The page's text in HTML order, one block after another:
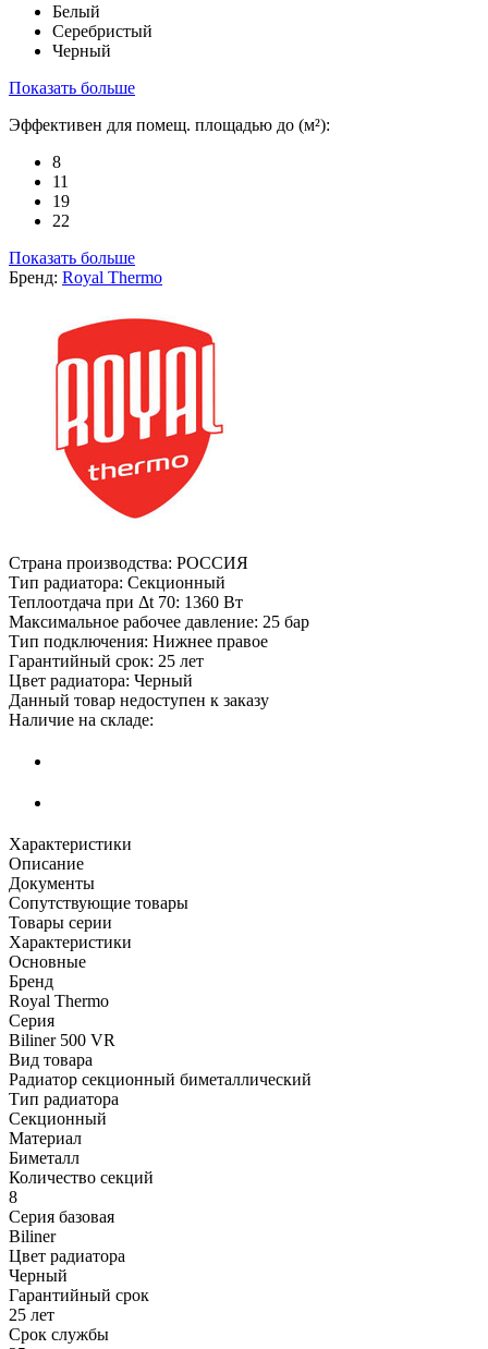
Белый
Серебристый
Черный
Показать больше
Эффективен для помещ. площадью до (м²):
8
11
19
22
Показать больше
Бренд: Royal Thermo
Страна производства: РОССИЯ
Тип радиатора: Секционный
Теплоотдача при Δt 70: 1360 Вт
Максимальное рабочее давление: 25 бар
Тип подключения: Нижнее правое
Гарантийный срок: 25 лет
Цвет радиатора: Черный
Данный товар недоступен к заказу
Наличие на складе:
Характеристики
Описание
Документы
Сопутствующие товары
Товары серии
Характеристики
Основные
Бренд
Royal Thermo
Серия
Biliner 500 VR
Вид товара
Радиатор секционный биметаллический
Тип радиатора
Секционный
Материал
Биметалл
Количество секций
8
Серия базовая
Biliner
Цвет радиатора
Черный
Гарантийный срок
25 лет
Срок службы